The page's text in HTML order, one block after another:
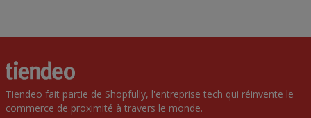
Tiendeo fait partie de Shopfully, l'entreprise tech qui réinvente le
commerce de proximité à travers le monde.